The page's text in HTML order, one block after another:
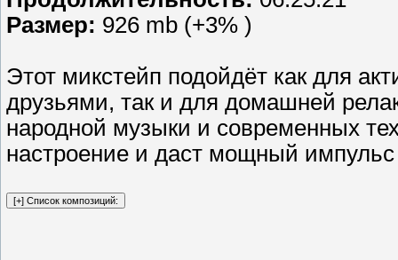
Размер: 926 mb (+3% )
Этот микстейп подойдёт как для
друзьями, так и для домашней
народной музыки и современных
настроение и даст мощный